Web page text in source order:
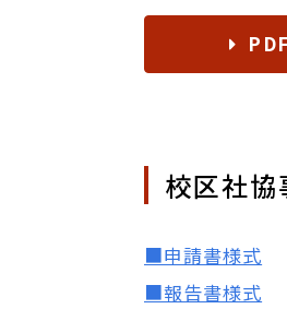
PDF
校区社協
■申請書様式
■報告書様式